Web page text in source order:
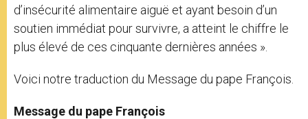
d’insécurité alimentaire aiguë et ayant besoin d’un
soutien immédiat pour survivre, a atteint le chiffre le
plus élevé de ces cinquante dernières années ».
Voici notre traduction du Message du pape François.
Message du pape François